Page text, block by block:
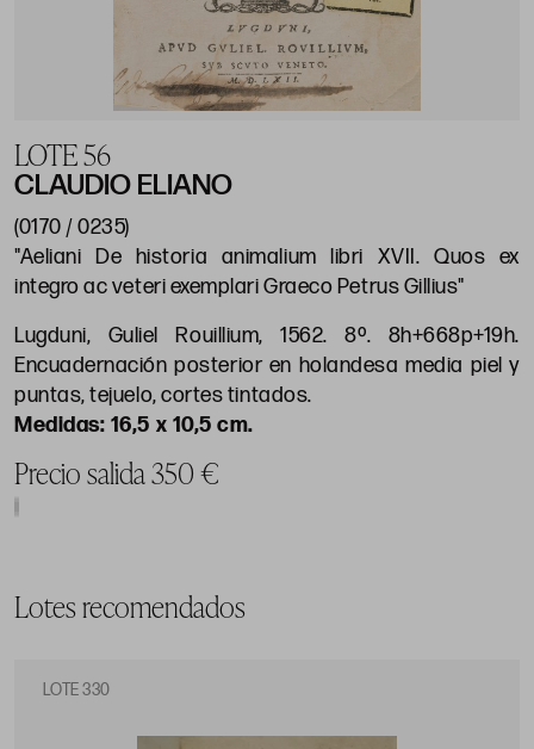
LOTE 56
CLAUDIO ELIANO
(0170 / 0235)
"Aeliani De historia animalium libri XVII. Quos ex
integro ac veteri exemplari Graeco Petrus Gillius"
Lugduni, Guliel Rouillium, 1562. 8º. 8h+668p+19h.
Encuadernación posterior en holandesa media piel y
puntas, tejuelo, cortes tintados.
16,5 x 10,5 cm.
Precio salida 350 €
Lotes recomendados
LOTE 330